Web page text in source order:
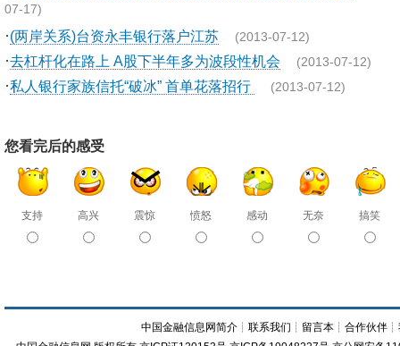
07-17)
·(两岸关系)台资永丰银行落户江苏 (2013-07-12)
·去杠杆化在路上 A股下半年多为波段性机会 (2013-07-12)
·私人银行家族信托“破冰” 首单花落招行 (2013-07-12)
您看完后的感受
支持 高兴 震惊 愤怒 感动 无奈 搞笑
中国金融信息网简介 ┊联系我们 ┊ 留言本 ┊合作伙伴 ┊